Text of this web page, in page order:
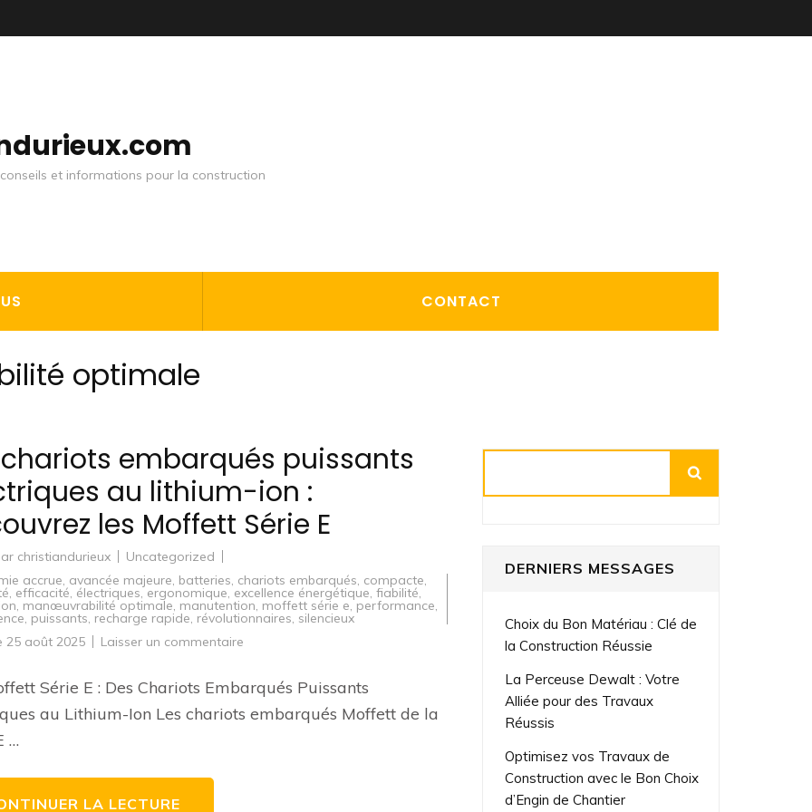
et informations pour la construction
CONTACT
optimale
chariots embarqués puissants
au lithium-ion :
les Moffett Série E
christiandurieux
Uncategorized
accrue, avancée majeure, batteries, chariots embarqués, compacte,
, efficacité, électriques,ergonomique, excellence énergétique, fiabilité,
, manœuvrabilité optimale, manutention, moffett série e,performance,
, puissants, recharge rapide, révolutionnaires, silencieux
25 août 2025 Laisser un commentaire
embarqués
puissants
électriques
au
Série E : Des Chariots Embarqués Puissants
au Lithium-Ion Les chariots embarqués Moffett de la
…
LA LECTURE
DERNIERS MESSAGES
Choix du Bon Matériau : Clé de
la Construction Réussie
La Perceuse Dewalt : Votre
Alliée pour des Travaux
Réussis
Optimisez vos Travaux de
Construction avec le Bon Choix
d’Engin de Chantier